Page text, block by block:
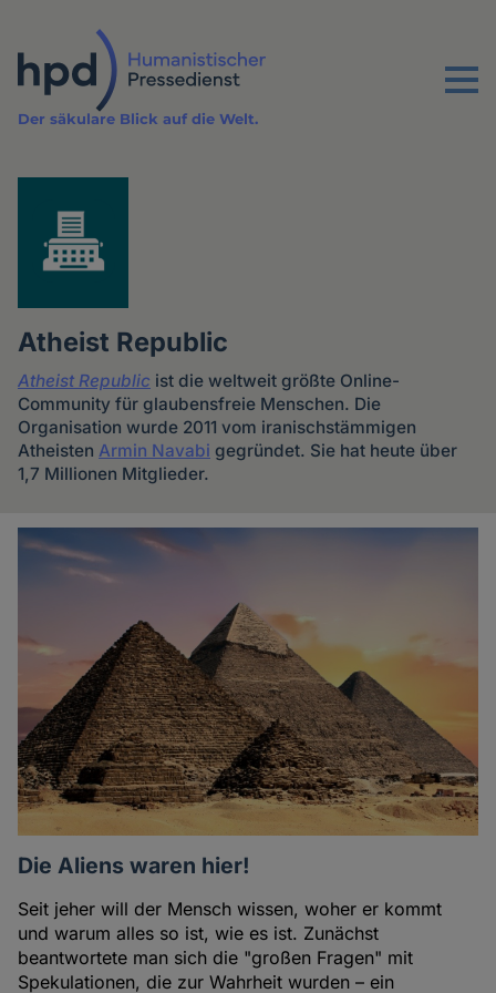
Inhalt
Menu
Der säkulare Blick auf die Welt.
Atheist Republic
Atheist Republic ist die weltweit größte Online-
Community für glaubensfreie Menschen. Die
Organisation wurde 2011 vom iranischstämmigen
Atheisten Armin Navabi gegründet. Sie hat heute über
1,7 Millionen Mitglieder.
Artikel
Die Aliens waren hier!
Seit jeher will der Mensch wissen, woher er kommt
und warum alles so ist, wie es ist. Zunächst
beantwortete man sich die "großen Fragen" mit
Spekulationen, die zur Wahrheit wurden – ein